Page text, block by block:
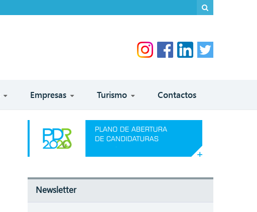
Empresas Turismo Contactos
Newsletter